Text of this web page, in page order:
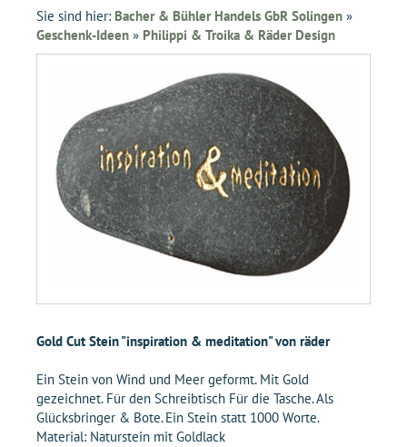
Sie sind hier: Bacher & Bühler Handels GbR Solingen »
Geschenk-Ideen » Philippi & Troika & Räder Design
Gold Cut Stein "inspiration & meditation" von räder
Ein Stein von Wind und Meer geformt. Mit Gold
gezeichnet. Für den Schreibtisch Für die Tasche. Als
Glücksbringer & Bote. Ein Stein statt 1000 Worte.
Material: Naturstein mit Goldlack